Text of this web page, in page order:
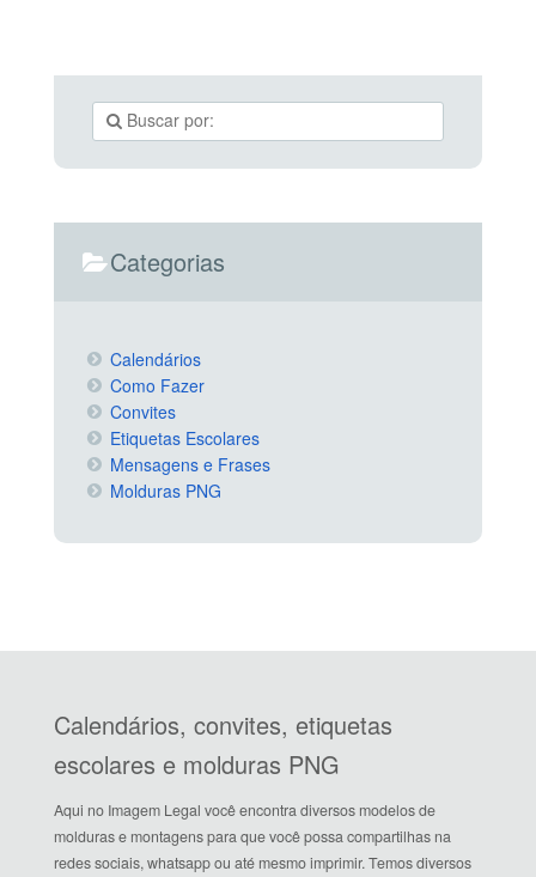
Categorias
Calendários
Como Fazer
Convites
Etiquetas Escolares
Mensagens e Frases
Molduras PNG
Calendários, convites, etiquetas
escolares e molduras PNG
Aqui no Imagem Legal você encontra diversos modelos de
molduras e montagens para que você possa compartilhas na
redes sociais, whatsapp ou até mesmo imprimir. Temos diversos